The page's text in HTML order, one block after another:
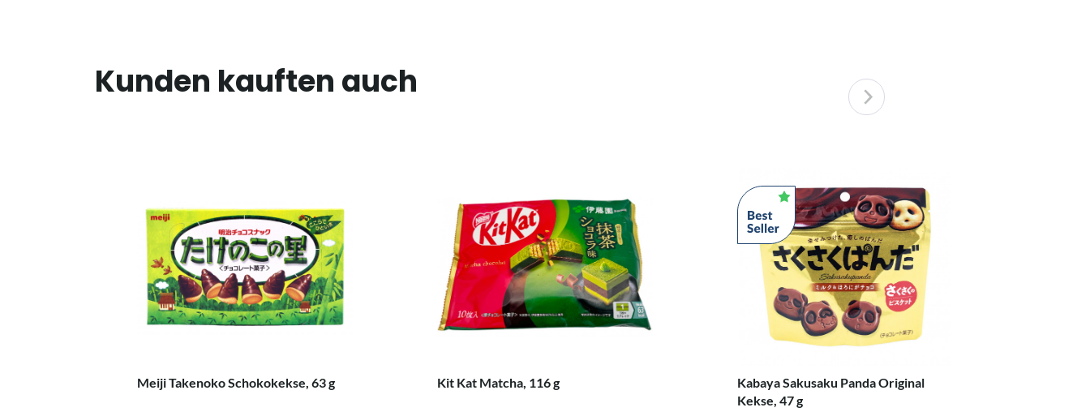
Kunden kauften auch
Meiji Takenoko Schokokekse, 63 g Kit Kat Matcha, 116 g
Kabaya Sakusaku Panda Original
Kekse, 47 g